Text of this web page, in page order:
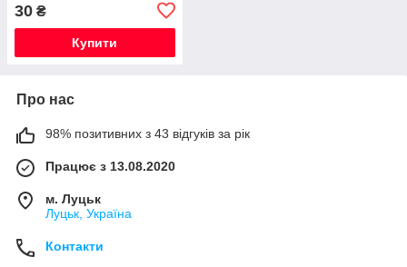
30 ₴
Купити
Про нас
98% позитивних з 43 відгуків за рік
Працює з 13.08.2020
м. Луцьк
Луцьк, Україна
Контакти